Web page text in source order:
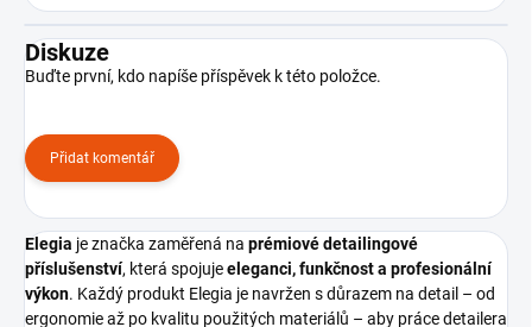
Diskuze
Buďte první, kdo napíše příspěvek k této položce.
Přidat komentář
Elegia je značka zaměřená na prémiové detailingové
příslušenství, která spojujeeleganci, funkčnost a profesionální
výkon. Každý produkt Elegia je navržen s důrazem na detail – od
ergonomie až po kvalitu použitých materiálů – aby práce detailera